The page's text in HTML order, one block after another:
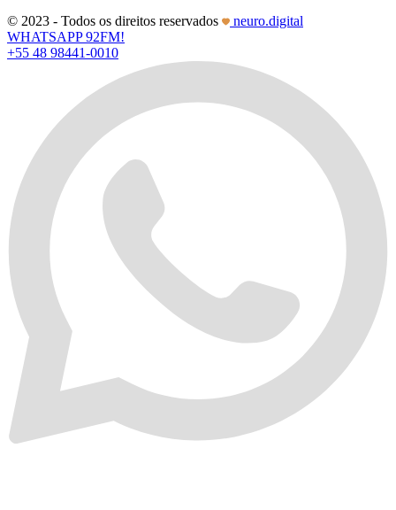
© 2023 - Todos os direitos reservados
neuro.digital
WHATSAPP 92FM!
+55 48 98441-0010